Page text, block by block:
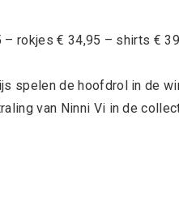
– rokjes € 34,95 – shirts €
spelen de hoofdrol in de
van Ninni Vi in de